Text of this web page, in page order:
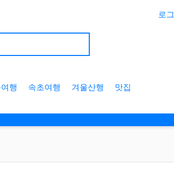
로
행 속초여행 겨울산행 맛집